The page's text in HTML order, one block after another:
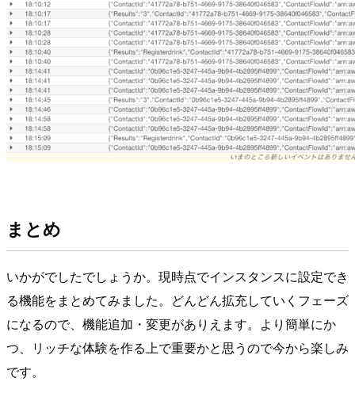
まとめ
いかがでしたでしょうか。現時点でインスタンスに設定でき
る機能をまとめてみました。どんどん拡充していくフェーズ
になるので、機能追加・変更がありえます。より簡単にか
つ、リッチな体験を作る上で重要かと思うので今から楽しみ
です。